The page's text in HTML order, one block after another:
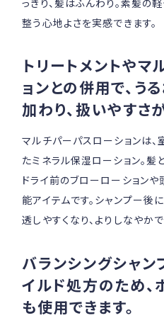
整う心地よさを実感できます。
トリートメントや
ョンとの併用で、う
加わり、扱いやすさ
マルチパーパスローションは
たミネラル保湿ローション。髪
ドライ前のブローローション
能アイテムです。シャンプー後
透しやすくなり、よりしなやか
バランシングシャン
イルド処方のため、
も使用できます。